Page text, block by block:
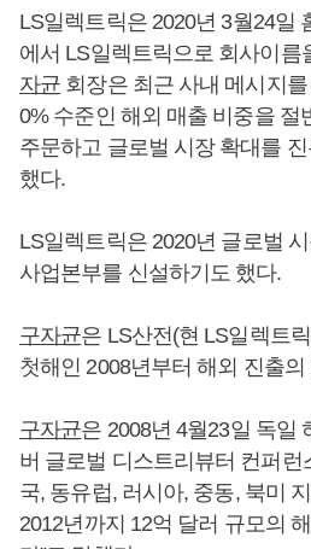
LS일렉트릭은 2020년 3월24일
에서 LS일렉트릭으로 회사이름
자균 회장은 최근 사내 메시지
0% 수준인 해외 매출 비중을 절
주문하고 글로벌 시장 확대를
했다.
LS일렉트릭은 2020년 글로벌
사업본부를 신설하기도 했다.
구자균은 LS산전(현 LS일렉트
첫해인 2008년부터 해외 진출
구자균은 2008년 4월23일 독일
버 글로벌 디스트리뷰터 컨퍼런
국, 동유럽, 러시아, 중동, 북미
2012년까지 12억 달러 규모의